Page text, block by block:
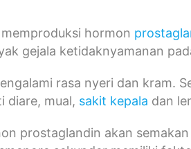
hormon
gejala ketidaknyamanan
rasa nyeri dan kram.
diare, mual, sakit kepala dan
prostaglandin akan